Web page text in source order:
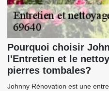
Pourquoi choisir
l'Entretien et le
pierres tombales?
Johnny Rénovation est une